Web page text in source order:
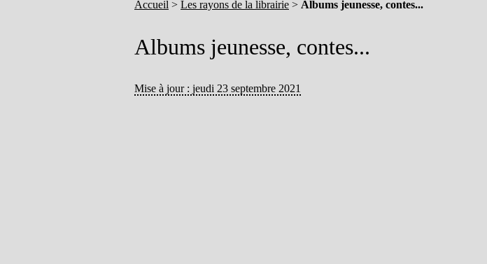
Accueil > Les rayons de la librairie > Albums jeunesse, contes...
Albums jeunesse, contes...
Mise à jour : jeudi 23 septembre 2021